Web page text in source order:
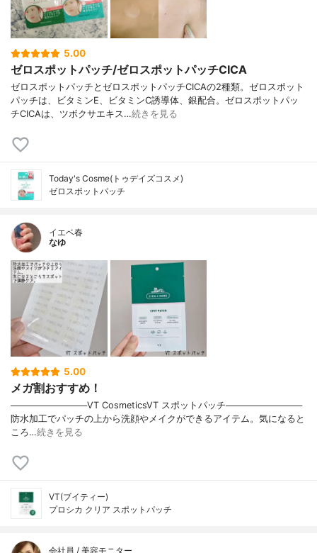
5.00
ゼロスポットパッチ/ゼロスポットパッチCICA
ゼロスポットパッチとゼロスポットパッチCICAの2種類。ゼロスポット
パッチは、ビタミンE、ビタミンC誘導体、銀配合。ゼロスポットパッ
チCICAは、ツボクサエキス…続きを見る
Today's Cosme(トゥデイズコスメ)
ゼロスポットパッチ
イエベ春
なゆ
5.00
メガ割おすすめ！
────────────VT CosmeticsVT スポットパッチ────────────
防水加工でパッチの上から洗顔やメイクができるアイテム。気になると
ころ…続きを見る
VT(ブイティー)
プロシカ クリア スポットパッチ
会社員 / 美容モニター